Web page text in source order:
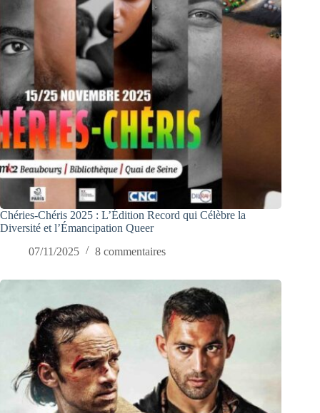
Chéries-Chéris 2025 : L’Édition Record qui Célèbre la
Diversité et l’Émancipation Queer
07/11/2025
8 commentaires